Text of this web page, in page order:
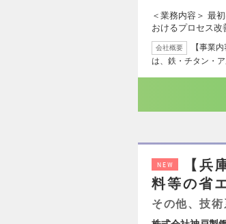
＜業務内容＞ 最
おけるプロセス
会社概要
【事業
は、鉄・チタン・
NEW
【兵
料等の省
その他、技術